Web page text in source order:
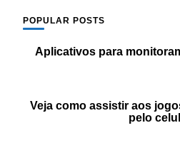
POPULAR POSTS
Aplicativos para
Veja como assistir aos
pelo